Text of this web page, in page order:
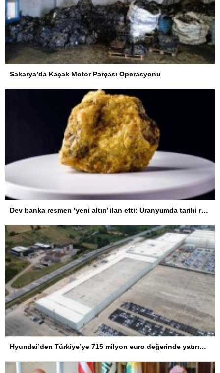
Sakarya’da Kaçak Motor Parçası Operasyonu
Dev banka resmen ‘yeni altın’ ilan etti: Uranyumda tarihi rekorlara çok az kaldı
Hyundai’den Türkiye’ye 715 milyon euro değerinde yatırım hamlesi